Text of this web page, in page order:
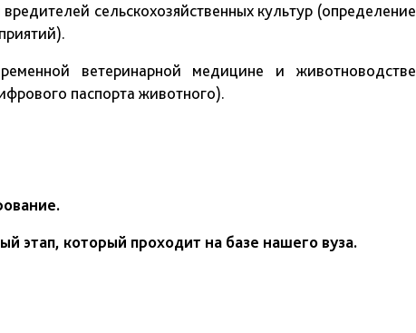
сельскохозяйственных культур (определение
ветеринарной медицине и животноводстве
паспорта животного).
этап, который проходит на базе нашего вуза.